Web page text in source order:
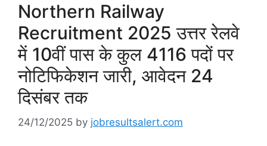
Northern Railway
Recruitment 2025 उत्तर रेलवे
में 10वीं पास के कुल 4116 पदों पर
नोटिफिकेशन जारी, आवेदन 24
दिसंबर तक
24/12/2025 by jobresultsalert.com